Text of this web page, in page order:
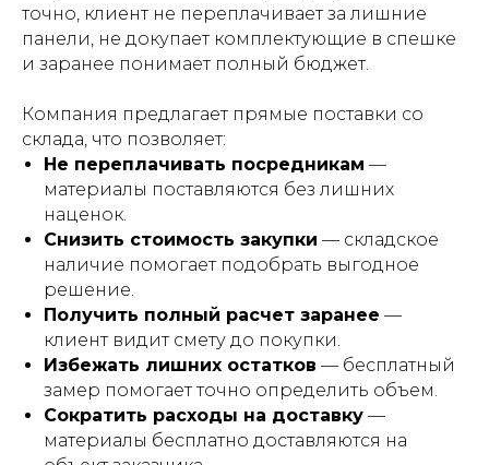
точно, клиент не переплачивает за лишние
панели, не докупает комплектующие в спешке
и заранее понимает полный бюджет.
Компания предлагает прямые поставки со
склада, что позволяет:
Не переплачивать посредникам —
материалы поставляются без лишних
наценок.
Снизить стоимость закупки — складское
наличие помогает подобрать выгодное
решение.
Получить полный расчет заранее —
клиент видит смету до покупки.
Избежать лишних остатков — бесплатный
замер помогает точно определить объем.
Сократить расходы на доставку —
материалы бесплатно доставляются на